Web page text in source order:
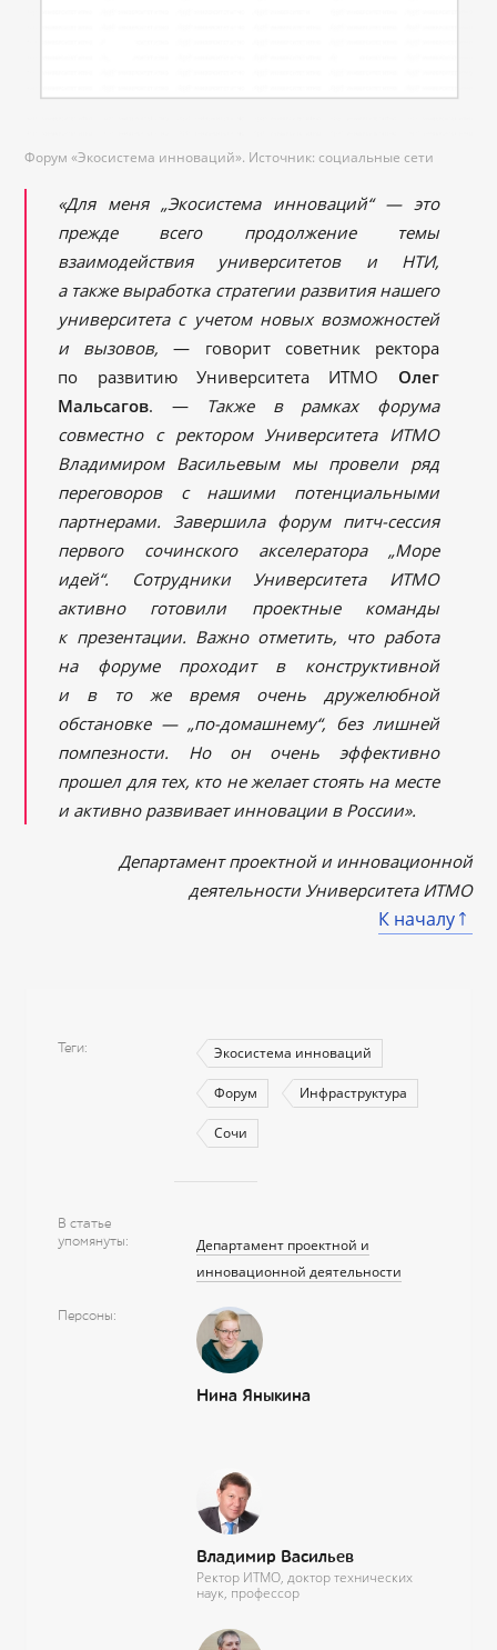
Форум «Экосистема инноваций». Источник: социальные сети
«Для меня „Экосистема инноваций“ — это
прежде всего продолжение темы
взаимодействия университетов и НТИ,
а также выработка стратегии развития нашего
университета с учетом новых возможностей
и вызовов, — говорит советник ректора
по развитию Университета ИТМО Олег
Мальсагов. — Также в рамках форума
совместно с ректором Университета ИТМО
Владимиром Васильевым мы провели ряд
переговоров с нашими потенциальными
партнерами. Завершила форум питч-сессия
первого сочинского акселератора „Море
идей“. Сотрудники Университета ИТМО
активно готовили проектные команды
к презентации. Важно отметить, что работа
на форуме проходит в конструктивной
и в то же время очень дружелюбной
обстановке — „по-домашнему“, без лишней
помпезности. Но он очень эффективно
прошел для тех, кто не желает стоять на месте
и активно развивает инновации в России».
Департамент проектной и инновационной
деятельности Университета ИТМО
К началу
Теги Экосистема инноваций
Форум Инфраструктура
Сочи
В статье
упомянуты
Департамент проектной и
инновационной деятельности
Персоны
Нина Яныкина
Владимир Васильев
Ректор ИТМО, доктор технических
наук, профессор